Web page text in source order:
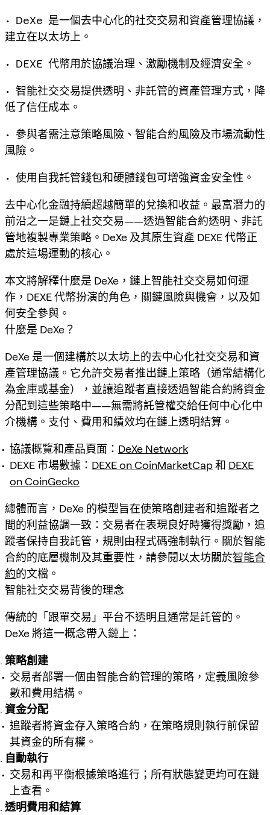
• DeXe 是一個去中心化的社交交易和資產管理協議，
建立在以太坊上。
• DEXE 代幣用於協議治理、激勵機制及經濟安全。
• 智能社交交易提供透明、非託管的資產管理方式，降
低了信任成本。
• 參與者需注意策略風險、智能合約風險及市場流動性
風險。
• 使用自我託管錢包和硬體錢包可增強資金安全性。
去中心化金融持續超越簡單的兌換和收益。最富潛力的
前沿之一是鏈上社交交易——透過智能合約透明、非託
管地複製專業策略。DeXe 及其原生資產 DEXE 代幣正
處於這場運動的核心。
本文將解釋什麼是 DeXe，鏈上智能社交交易如何運
作，DEXE 代幣扮演的角色，關鍵風險與機會，以及如
何安全參與。
什麼是 DeXe？
DeXe 是一個建構於以太坊上的去中心化社交交易和資
產管理協議。它允許交易者推出鏈上策略（通常結構化
為金庫或基金），並讓追蹤者直接透過智能合約將資金
分配到這些策略中——無需將託管權交給任何中心化中
介機構。支付、費用和績效均在鏈上透明結算。
協議概覽和產品頁面： DeXe Network
DEXE 市場數據： DEXE on CoinMarketCap和 DEXE
on CoinGecko
總體而言，DeXe 的模型旨在使策略創建者和追蹤者之
間的利益協調一致：交易者在表現良好時獲得獎勵，追
蹤者保持自我託管，規則由程式碼強制執行。關於智能
合約的底層機制及其重要性，請參閱以太坊關於智能合
約的文檔。
智能社交交易背後的理念
傳統的「跟單交易」平台不透明且通常是託管的。
DeXe 將這一概念帶入鏈上：
策略創建
交易者部署一個由智能合約管理的策略，定義風險參
數和費用結構。
資金分配
追蹤者將資金存入策略合約，在策略規則執行前保留
其資金的所有權。
自動執行
交易和再平衡根據策略進行；所有狀態變更均可在鏈
上查看。
透明費用和結算